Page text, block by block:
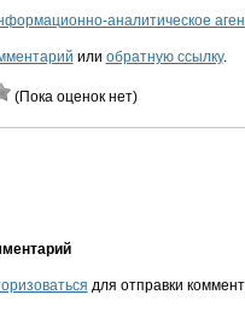
аналитическое
или обратную ссылку.
(Пока оценок нет)
для отправки